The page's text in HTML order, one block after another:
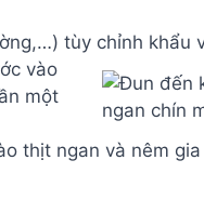
tùy chỉnh khẩu
thịt ngan và nêm gia